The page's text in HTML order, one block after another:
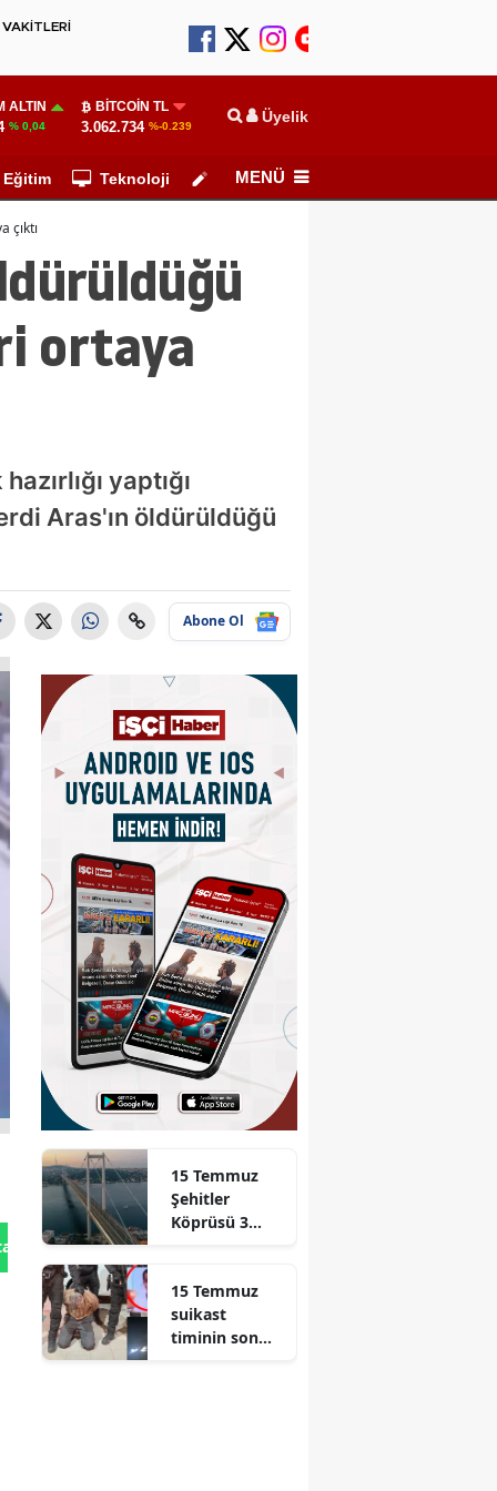
ALTIN
% 0,04
BITCOIN TL
3.062.734 %-0.239 Üyelik
Eğitim Teknoloji Köşe Yazarları
MENÜ
çıktı
ortaya
yaptığı
Aras'ın öldürüldüğü
Abone Ol
Gönder
15 Temmuz
Şehitler
Köprüsü 3
15 Temmuz
suikast
timinin son